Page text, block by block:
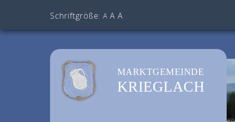
Schriftgröße: A A A
MARKTGEMEINDE
KRIEGLACH